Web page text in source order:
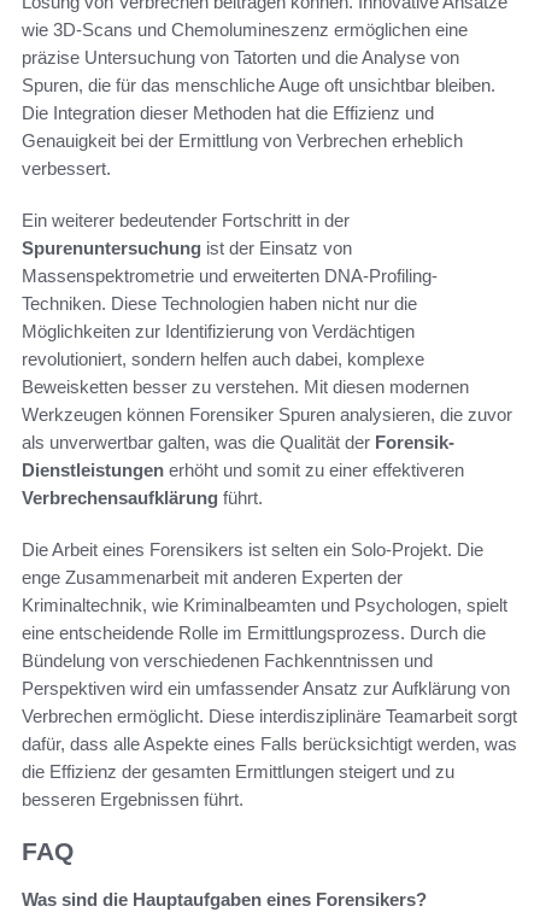
wie 3D-Scans und Chemolumineszenz ermöglichen eine
präzise Untersuchung von Tatorten und die Analyse von
Spuren, die für das menschliche Auge oft unsichtbar bleiben.
Die Integration dieser Methoden hat die Effizienz und
Genauigkeit bei der Ermittlung von Verbrechen erheblich
verbessert.
Ein weiterer bedeutender Fortschritt in der
Spurenuntersuchung ist der Einsatz von
Massenspektrometrie und erweiterten DNA-Profiling-
Techniken. Diese Technologien haben nicht nur die
Möglichkeiten zur Identifizierung von Verdächtigen
revolutioniert, sondern helfen auch dabei, komplexe
Beweisketten besser zu verstehen. Mit diesen modernen
Werkzeugen können Forensiker Spuren analysieren, die zuvor
als unverwertbar galten, was die Qualität der Forensik-
Dienstleistungen erhöht und somit zu einer effektiveren
Verbrechensaufklärung führt.
Die Arbeit eines Forensikers ist selten ein Solo-Projekt. Die
enge Zusammenarbeit mit anderen Experten der
Kriminaltechnik, wie Kriminalbeamten und Psychologen, spielt
eine entscheidende Rolle im Ermittlungsprozess. Durch die
Bündelung von verschiedenen Fachkenntnissen und
Perspektiven wird ein umfassender Ansatz zur Aufklärung von
Verbrechen ermöglicht. Diese interdisziplinäre Teamarbeit sorgt
dafür, dass alle Aspekte eines Falls berücksichtigt werden, was
die Effizienz der gesamten Ermittlungen steigert und zu
besseren Ergebnissen führt.
FAQ
Was sind die Hauptaufgaben eines Forensikers?